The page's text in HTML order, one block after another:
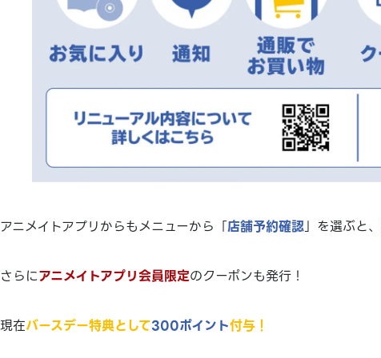
アニメイトアプリからもメニューから「店舗予約確認」を選ぶと、
さらにアニメイトアプリ会員限定のクーポンも発行！
現在バースデー特典として300ポイント付与！